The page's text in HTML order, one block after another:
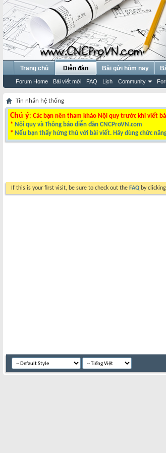
Trang chủ Diễn đàn
Forum Home Bài viết mới FAQ Lịch Community
Bài gửi hôm nay
Tin nhắn hệ thống
Chú ý: Các bạn nên tham khảo Nội quy trước khi viết
* Nội quy và Thông báo diễn đàn CNCProVN.com
* Nếu bạn thấy hứng thú với bài viết. Hãy dùng chức
If this is your first visit, be sure to check out the FAQ by